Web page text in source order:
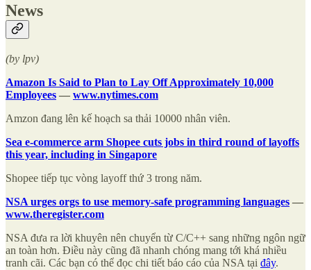
News
(by lpv)
Amazon Is Said to Plan to Lay Off Approximately 10,000
Employees — www.nytimes.com
Amzon đang lên kế hoạch sa thải 10000 nhân viên.
Sea e-commerce arm Shopee cuts jobs in third round of layoffs
this year, including in Singapore
Shopee tiếp tục vòng layoff thứ 3 trong năm.
NSA urges orgs to use memory-safe programming languages —
www.theregister.com
NSA đưa ra lời khuyên nên chuyển từ C/C++ sang những ngôn ngữ
an toàn hơn. Điều này cũng đã nhanh chóng mang tới khá nhiều
tranh cãi. Các bạn có thể đọc chi tiết báo cáo của NSA tại đây.